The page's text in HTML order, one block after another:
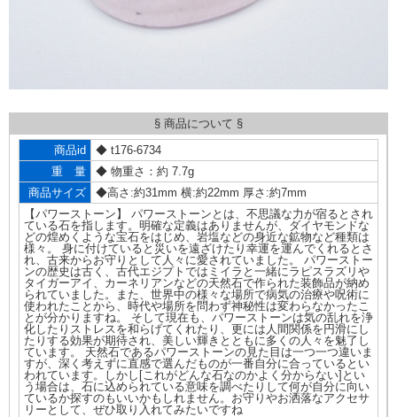
§ 商品について §
商品id
◆ t176-6734
重 量
◆ 物重さ：約 7.7g
商品サイズ
◆高さ:約31mm 横:約22mm 厚さ:約7mm
【パワーストーン】 パワーストーンとは、不思議な力が宿るとされ
ている石を指します。明確な定義はありませんが、ダイヤモンドな
どの煌めくような宝石をはじめ、岩塩などの身近な鉱物など種類は
様々。 身に付けていると災いを遠ざけたり幸運を運んでくれるとさ
れ、古来からお守りとして人々に愛されていました。 パワーストー
ンの歴史は古く、古代エジプトではミイラと一緒にラピスラズリや
タイガーアイ、カーネリアンなどの天然石で作られた装飾品が納め
られていました。また、世界中の様々な場所で病気の治療や呪術に
使われたことから、時代や場所を問わず神秘性は変わらなかったこ
とが分かりますね。 そして現在も、パワーストーンは気の乱れを浄
化したりストレスを和らげてくれたり、更には人間関係を円滑にし
たりする効果が期待され、美しい輝きとともに多くの人々を魅了し
ています。 天然石であるパワーストーンの見た目は一つ一つ違いま
すが、深く考えずに直感で選んだものが一番自分に合っているとい
われています。しかし[これがどんな石なのかよく分からない]とい
う場合は、石に込められている意味を調べたりして何が自分に向い
ているか探すのもいいかもしれません。お守りやお洒落なアクセサ
リーとして、ぜひ取り入れてみたいですね